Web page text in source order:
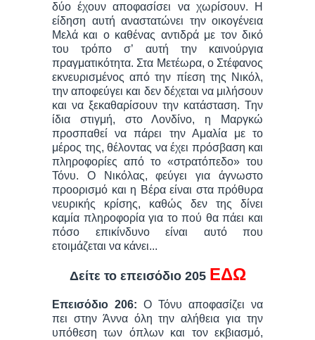
δύο έχουν αποφασίσει να χωρίσουν. Η
είδηση αυτή αναστατώνει την οικογένεια
Μελά και ο καθένας αντιδρά με τον δικό
του τρόπο σ’ αυτή την καινούργια
πραγματικότητα. Στα Μετέωρα, ο Στέφανος
εκνευρισμένος από την πίεση της Νικόλ,
την αποφεύγει και δεν δέχεται να μιλήσουν
και να ξεκαθαρίσουν την κατάσταση. Την
ίδια στιγμή, στο Λονδίνο, η Μαργκώ
προσπαθεί να πάρει την Αμαλία με το
μέρος της, θέλοντας να έχει πρόσβαση και
πληροφορίες από το «στρατόπεδο» του
Τόνυ. Ο Νικόλας, φεύγει για άγνωστο
προορισμό και η Βέρα είναι στα πρόθυρα
νευρικής κρίσης, καθώς δεν της δίνει
καμία πληροφορία για το πού θα πάει και
πόσο επικίνδυνο είναι αυτό που
ετοιμάζεται να κάνει...
Δείτε το επεισόδιο 205 ΕΔΩ
Επεισόδιο 206: Ο Τόνυ αποφασίζει να
πει στην Άννα όλη την αλήθεια για την
υπόθεση των όπλων και τον εκβιασμό,